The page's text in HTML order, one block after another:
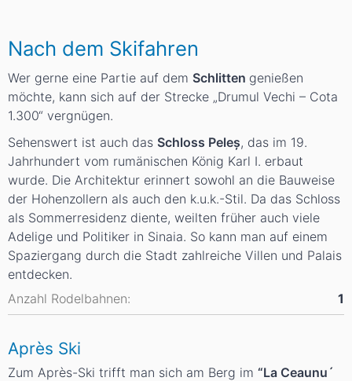
Nach dem Skifahren
Wer gerne eine Partie auf dem Schlitten genießen
möchte, kann sich auf der Strecke „Drumul Vechi – Cota
1.300“ vergnügen.
Sehenswert ist auch das Schloss Peleș, das im 19.
Jahrhundert vom rumänischen König Karl I. erbaut
wurde. Die Architektur erinnert sowohl an die Bauweise
der Hohenzollern als auch den k.u.k.-Stil. Da das Schloss
als Sommerresidenz diente, weilten früher auch viele
Adelige und Politiker in Sinaia. So kann man auf einem
Spaziergang durch die Stadt zahlreiche Villen und Palais
entdecken.
Anzahl Rodelbahnen:
1
Après Ski
Zum Après-Ski trifft man sich am Berg im “La Ceaunu´